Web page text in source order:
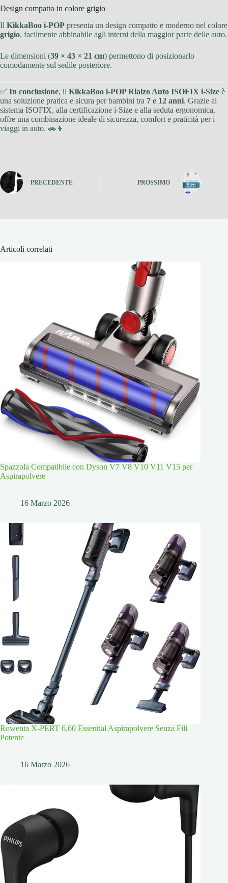
Design compatto in colore grigio
Il KikkaBoo i-POP presenta un design compatto e moderno nel colore
grigio, facilmente abbinabile agli interni della maggior parte delle auto.
Le dimensioni (39 × 43 × 21 cm) permettono di posizionarlo
comodamente sul sedile posteriore.
✅ In conclusione, il KikkaBoo i-POP Rialzo Auto ISOFIX i-Size è
una soluzione pratica e sicura per bambini tra 7 e 12 anni. Grazie al
sistema ISOFIX, alla certificazione i-Size e alla seduta ergonomica,
offre una combinazione ideale di sicurezza, comfort e praticità per i
viaggi in auto. 🚗👦
PRECEDENTE PROSSIMO
Articoli correlati
Spazzola Compatibile con Dyson V7 V8 V10 V11 V15 per
Aspirapolvere
16 Marzo 2026
Rowenta X-PERT 6.60 Essential Aspirapolvere Senza Fili
Potente
16 Marzo 2026